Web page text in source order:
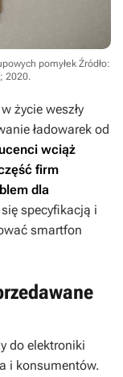
pomyłek Źródło:
2020.
życie weszły
ładowarek od
wciąż
firm
dla
specyfikacją i
smartfon
do elektroniki
i konsumentów.